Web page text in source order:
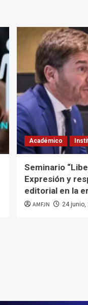
Académico
Seminario
Expresión y
editorial en la
AMFJN 24 junio,